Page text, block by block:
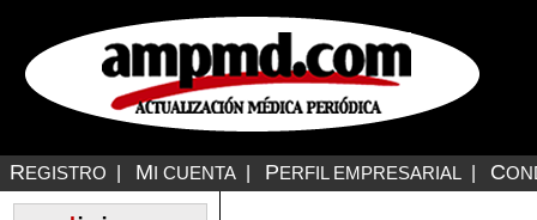
REGISTRO MI CUENTA PERFIL EMPRESARIAL C